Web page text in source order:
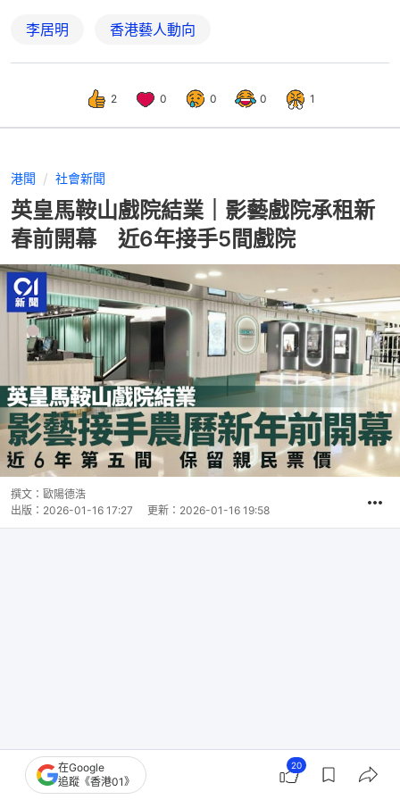
李居明 香港藝人動向
2 0 0 0 1
港聞 社會新聞
英皇馬鞍山戲院結業｜影藝戲院承租新
春前開幕 近6年接手5間戲院
撰文： 歐陽德浩
出版： 2026-01-16 17:27 更新： 2026-01-16 19:58
在Google
追蹤《香港01》
20